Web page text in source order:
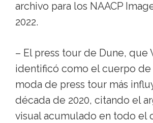
archivo para los NAACP
2022.
– El press tour de Dune, que
identificó como el cuerpo de
moda de press tour más
década de 2020, citando el
visual acumulado en todo el